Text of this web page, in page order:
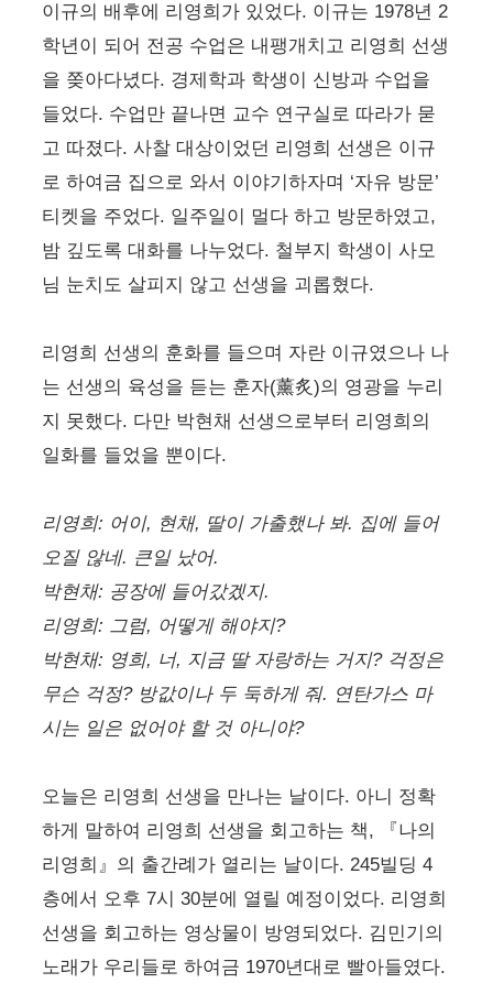
이규의 배후에 리영희가 있었다. 이규는 1978년 2
학년이 되어 전공 수업은 내팽개치고 리영희 선생
을 쫒아다녔다. 경제학과 학생이 신방과 수업을
들었다. 수업만 끝나면 교수 연구실로 따라가 묻
고 따졌다. 사찰 대상이었던 리영희 선생은 이규
로 하여금 집으로 와서 이야기하자며 ‘자유 방문’
티켓을 주었다. 일주일이 멀다 하고 방문하였고,
밤 깊도록 대화를 나누었다. 철부지 학생이 사모
님 눈치도 살피지 않고 선생을 괴롭혔다.
리영희 선생의 훈화를 들으며 자란 이규였으나 나
는 선생의 육성을 듣는 훈자(薰炙)의 영광을 누리
지 못했다. 다만 박현채 선생으로부터 리영희의
일화를 들었을 뿐이다.
리영희: 어이, 현채, 딸이 가출했나 봐. 집에 들어
오질 않네. 큰일 났어.
박현채: 공장에 들어갔겠지.
리영희: 그럼, 어떻게 해야지?
박현채: 영희, 너, 지금 딸 자랑하는 거지? 걱정은
무슨 걱정? 방값이나 두 둑하게 줘. 연탄가스 마
시는 일은 없어야 할 것 아니야?
오늘은 리영희 선생을 만나는 날이다. 아니 정확
하게 말하여 리영희 선생을 회고하는 책, 『나의
리영희』의 출간례가 열리는 날이다. 245빌딩 4
층에서 오후 7시 30분에 열릴 예정이었다. 리영희
선생을 회고하는 영상물이 방영되었다. 김민기의
노래가 우리들로 하여금 1970년대로 빨아들였다.